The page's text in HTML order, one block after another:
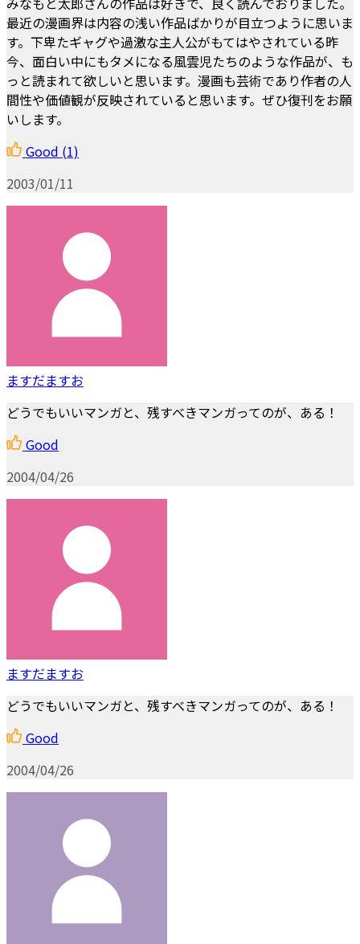
最近の漫画界は内容の浅い作品ばかりが目立つように思いま
す。下卑たギャグや過激な主人公がもてはやされている昨
今、面白い中にもタメになる風雲児たちのような作品が、も
っと読まれて欲しいと思います。漫画も芸術であり作者の人
間性や価値観が反映されていると思います。ぜひ復刊をお願
いします。
Good (1)
2003/01/11
ますだますお
どうでもいいマンガと、残すべきマンガってのが、ある！
Good
2004/04/26
ますだますお
どうでもいいマンガと、残すべきマンガってのが、ある！
Good
2004/04/26